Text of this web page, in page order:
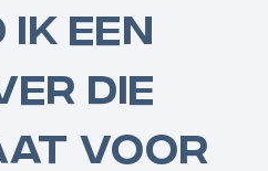
IK EEN
DIE
VOOR